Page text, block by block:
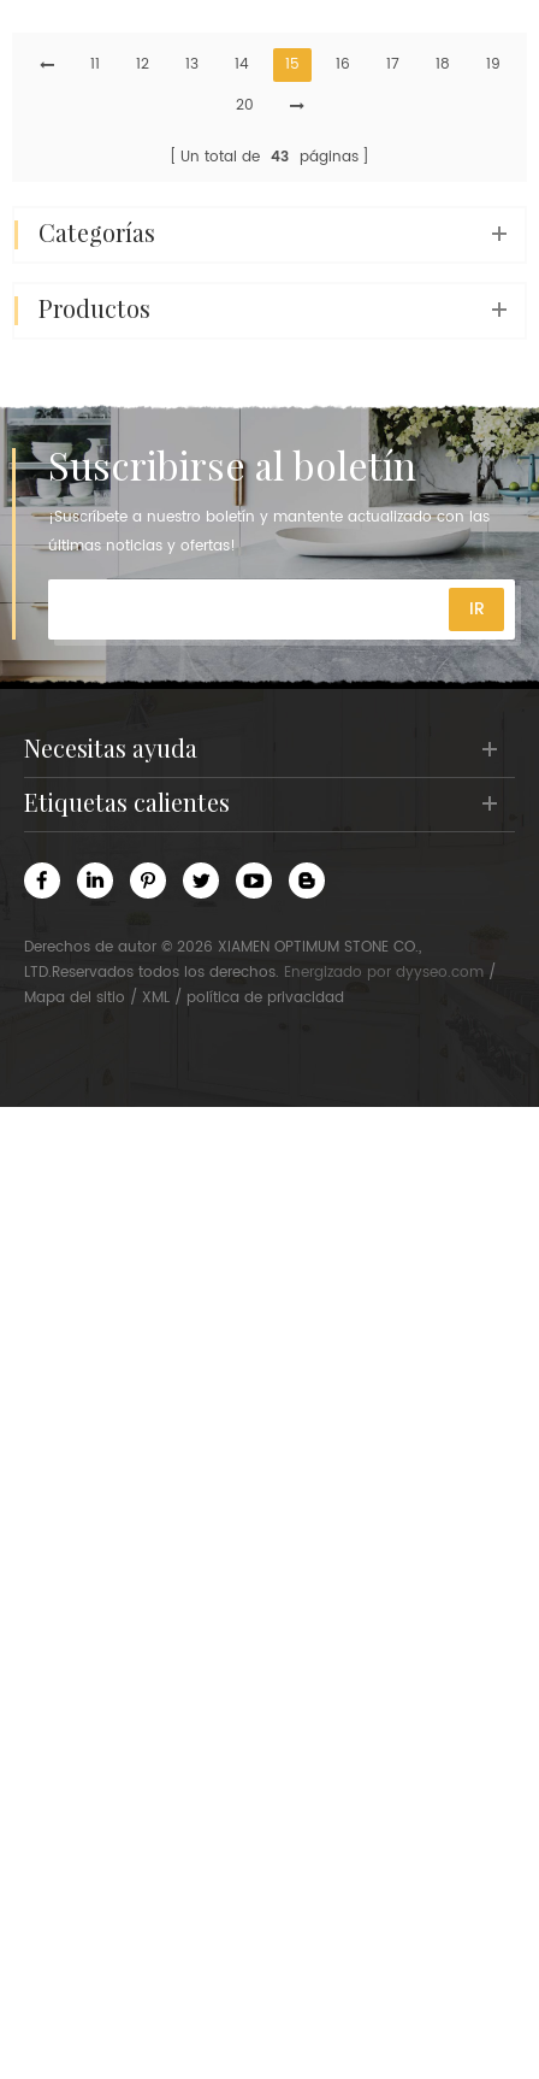
directo del fabricante
11 12 13 14 15 16 17 18
19
20
Un total de 43 páginas
categorías
productos
Suscribirse al boletín
¡Suscríbete a nuestro boletín y mantente actualizado con las
últimas noticias y ofertas!
necesitas ayuda
etiquetas calientes
Derechos de autor © 2026 XIAMEN OPTIMUM STONE CO.,
LTD.Reservados todos los derechos. Energizado por dyyseo.com /
Mapa del sitio / XML / política de privacidad